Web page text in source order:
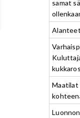
samat
Maatilat